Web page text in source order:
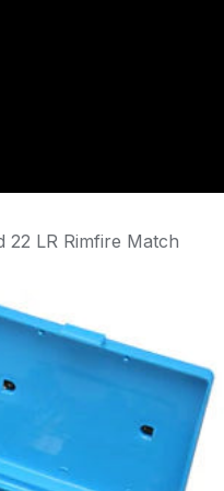
22 LR Rimfire Match